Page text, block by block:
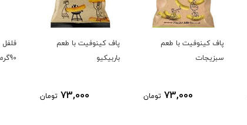
پاف کینوفیت با طعم
سبزیجات
73,000 تومان
پاف کینوفیت با طعم
باربیکیو
73,000 تومان
فلفل
90گرمی